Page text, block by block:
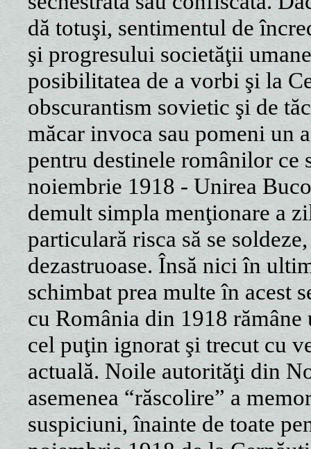
dă totuşi, sentimentul de
şi progresului societăţii
posibilitatea de a vorbi şi la
obscurantism sovietic şi de
măcar invoca sau pomeni un
pentru destinele românilor ce
noiembrie 1918 - Unirea
demult simpla menţionare a
particulară risca să se
dezastruoase. Însă nici în
schimbat prea multe în acest
cu România din 1918 rămâne
cel puţin ignorat şi trecut cu
actuală. Noile autorităţi din
asemenea “răscolire” a
suspiciuni, înainte de toate